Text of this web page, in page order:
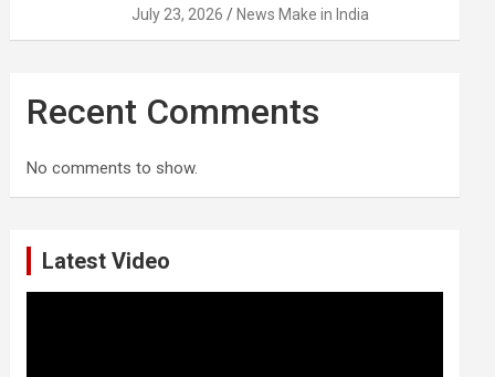
July 23, 2026 News Make in India
Recent Comments
No comments to show.
Latest Video